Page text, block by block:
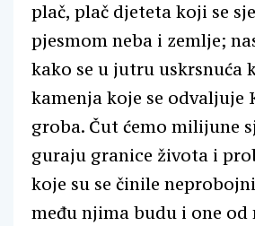
plač, plač djeteta koji se
pjesmom neba i zemlje;
kako se u jutru uskrsnuća
kamenja koje se odvaljuje
groba. Čut ćemo milijune
guraju granice života i
koje su se činile
među njima budu i one od